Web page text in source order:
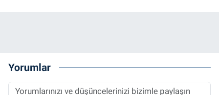
Yorumlar